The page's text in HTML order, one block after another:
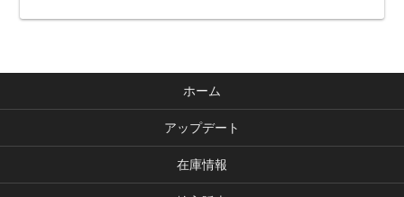
ホーム
アップデート
在庫情報